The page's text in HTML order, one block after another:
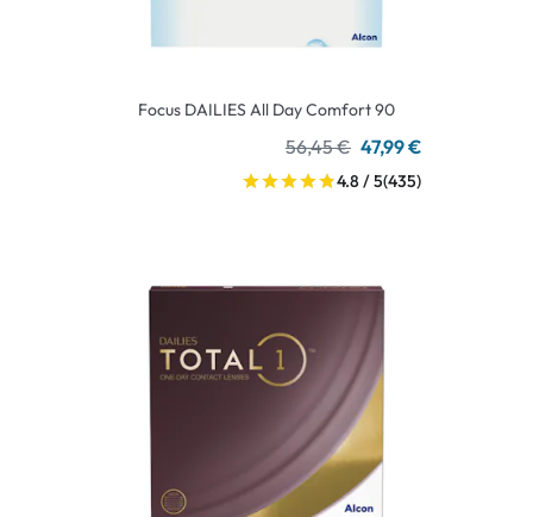
Focus DAILIES All Day Comfort 90
56,45 € 47,99 €
4.8 / 5(435)